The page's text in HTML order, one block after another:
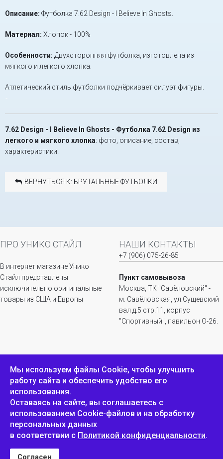
Описание: Футболка 7.62 Design - I Believe In Ghosts.
Материал: Хлопок - 100%
Особенности: Двухсторонняя футболка, изготовлена из
мягкого и легкого хлопка.
Атлетический стиль футболки подчёркивает силуэт фигуры.
7.62 Design - I Believe In Ghosts - Футболка 7.62 Design из
легкого и мягкого хлопка: фото, описание, состав,
характеристики.
ВЕРНУТЬСЯ К: БРУТАЛЬНЫЕ ФУТБОЛКИ
ПРО УНИКО СТАЙЛ
В интернет магазине Унико
Стайл представлены
исключительно оригинальные
товары из США и Европы
НАШИ КОНТАКТЫ
+7 (906) 075-26-85
Пункт самовывоза
Москва, ТК "Савёловский" -
м. Савёловская, ул.Сущевский
вал д.5 стр.11, корпус
"Спортивный", павильон О-26.
ИНФОРМАЦИЯ
Положение о
конфиденциальности и
защите персональных
данных
ОБРАТНАЯ СВЯЗЬ
Пожаловаться
Мы используем файлы Сookie, чтобы улучшить
работу сайта и обеспечить удобство его
использования.
Оставаясь на сайте, вы соглашаетесь с
использованием Cookie-файлов и на обработку
персональных данных
в соответствии с Политикой конфиденциальности.
Согласен